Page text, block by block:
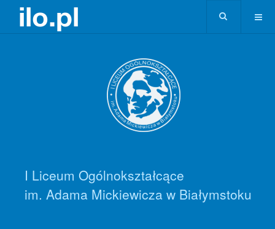
I Liceum Ogólnokształcące
im. Adama Mickiewicza w Białymstoku